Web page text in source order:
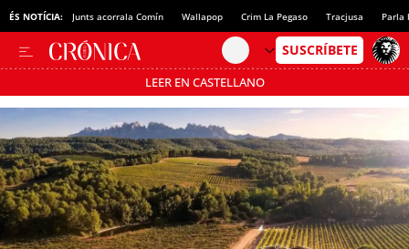
ÉS NOTÍCIA: Junts acorrala Comín Wallapop Crim La Pegaso Tracjusa Parla
LEER EN CASTELLANO
Passa’t al mode estalvi